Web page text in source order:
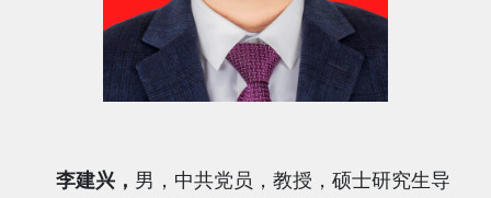
李建兴， 男，中共党员，教授，硕士研究生导